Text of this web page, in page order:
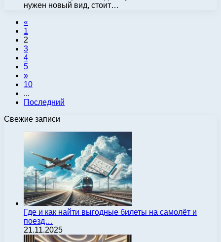
нужен новый вид, стоит…
«
1
2
3
4
5
»
10
...
Последний
Свежие записи
Где и как найти выгодные билеты на самолёт и
поезд…
21.11.2025